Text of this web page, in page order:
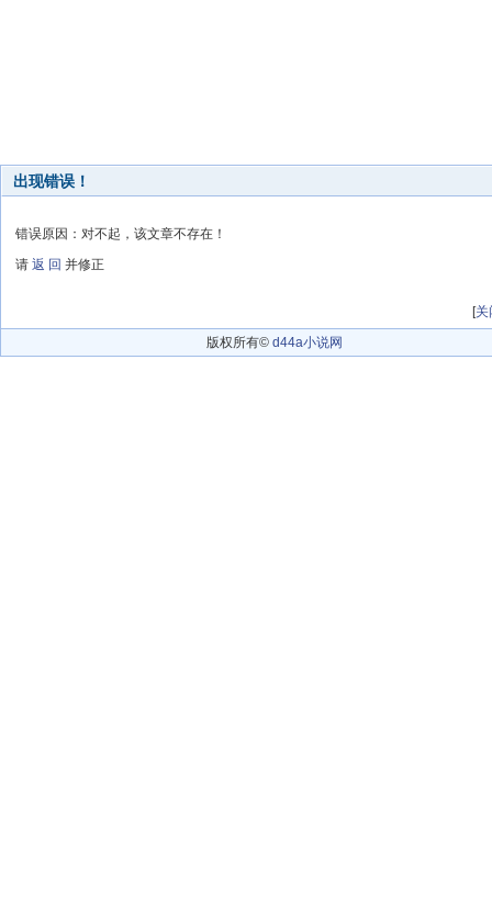
出现错误！
错误原因：对不起，该文章不存在！
请 返 回 并修正
[关
版权所有© d44a小说网